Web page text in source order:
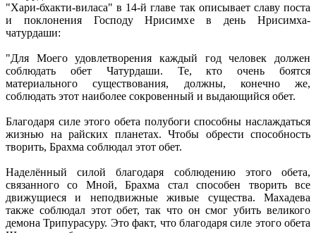
"Хари-бхакти-виласа" в 14-й главе так описывает славу поста
и поклонения Господу Нрисимхе в день Нрисимха-
чатурдаши:
"Для Моего удовлетворения каждый год человек должен
соблюдать обет Чатурдаши. Те, кто очень боятся
материального существования, должны, конечно же,
соблюдать этот наиболее сокровенный и выдающийся обет.
Благодаря силе этого обета полубоги способны наслаждаться
жизнью на райских планетах. Чтобы обрести способность
творить, Брахма соблюдал этот обет.
Наделённый силой благодаря соблюдению этого обета,
связанного со Мной, Брахма стал способен творить все
движущиеся и неподвижные живые существа. Махадева
также соблюдал этот обет, так что он смог убить великого
демона Трипурасуру. Это факт, что благодаря силе этого обета